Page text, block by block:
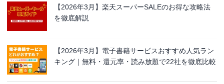
【2026年3月】楽天スーパーSALEのお得な攻略法
を徹底解説
【2026年3月】電子書籍サービスおすすめ人気ラン
キング｜無料・還元率・読み放題で22社を徹底比較